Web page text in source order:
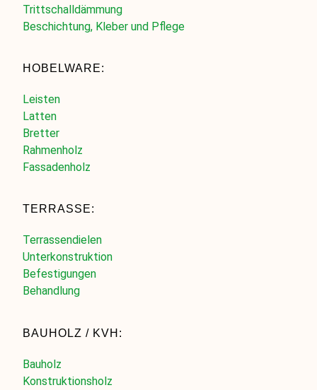
Trittschalldämmung
Beschichtung, Kleber und Pflege
HOBELWARE:
Leisten
Latten
Bretter
Rahmenholz
Fassadenholz
TERRASSE:
Terrassendielen
Unterkonstruktion
Befestigungen
Behandlung
BAUHOLZ / KVH:
Bauholz
Konstruktionsholz